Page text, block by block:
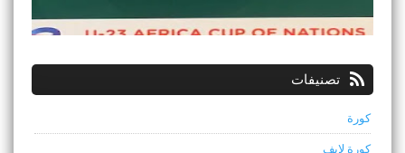
تصنيفات
كورة
كورة لايف